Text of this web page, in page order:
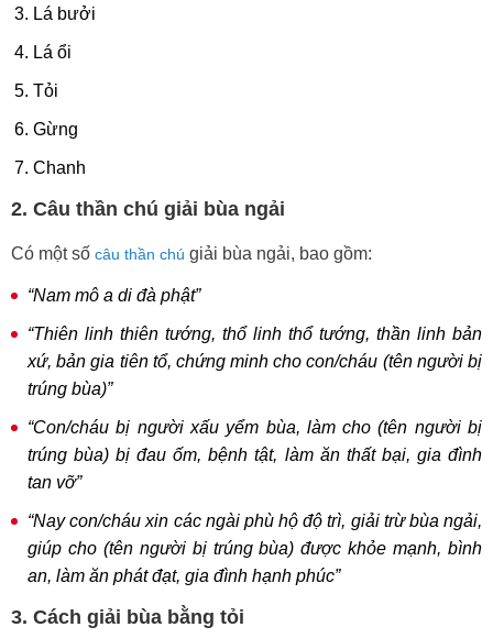
Lá bưởi
Lá ổi
Tỏi
Gừng
Chanh
2. Câu thần chú giải bùa ngải
Có một số câu thần chú giải bùa ngải, bao gồm:
“Nam mô a di đà phật”
“Thiên linh thiên tướng, thổ linh thổ tướng, thần linh bản
xứ, bản gia tiên tổ, chứng minh cho con/cháu (tên người bị
trúng bùa)”
“Con/cháu bị người xấu yểm bùa, làm cho (tên người bị
trúng bùa) bị đau ốm, bệnh tật, làm ăn thất bại, gia đình
tan vỡ”
“Nay con/cháu xin các ngài phù hộ độ trì, giải trừ bùa ngải,
giúp cho (tên người bị trúng bùa) được khỏe mạnh, bình
an, làm ăn phát đạt, gia đình hạnh phúc”
3. Cách giải bùa bằng tỏi